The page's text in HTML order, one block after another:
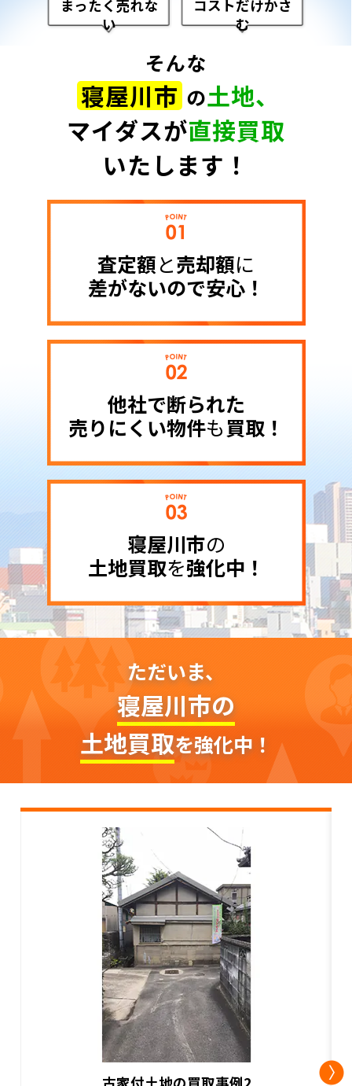
まったく売れな
い
コストだけかさ
む
そんな
寝屋川市 の土地、
マイダスが直接買取
いたします！
査定額と売却額に
差がないので安心！
他社で断られた
売りにくい物件も買取！
寝屋川市の
土地買取を強化中！
ただいま、
寝屋川市の
土地買取を強化中！